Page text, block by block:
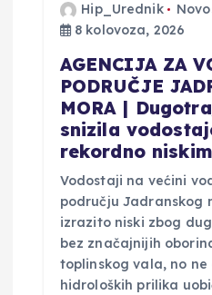
Hip_Urednik
8 kolovoza, 2026
AGENCIJA ZA
PODRUČJE
MORA |
snizila
rekordno
Vodostaji na većini
području Jadranskog
izrazito niski zbog
bez značajnijih
toplinskog vala, no
hidroloških prilika